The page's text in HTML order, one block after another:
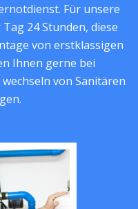
Für unsere
24 Stunden, diese
von erstklassigen
Ihnen gerne bei
von Sanitären